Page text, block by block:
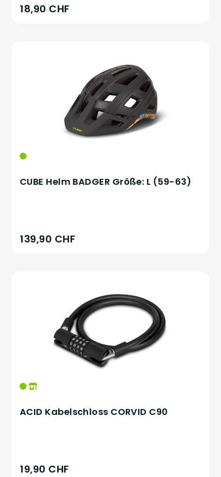
18,90 CHF
CUBE Helm BADGER Größe: L (59-63)
139,90 CHF
ACID Kabelschloss CORVID C90
19,90 CHF